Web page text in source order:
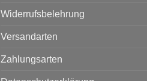
Widerrufsbelehrung
Versandarten
Zahlungsarten